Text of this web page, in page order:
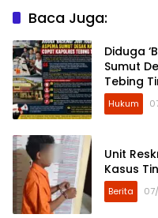
Baca Juga:
Diduga
Sumut
Tebing
Hukum
Unit
Kasus
Berita